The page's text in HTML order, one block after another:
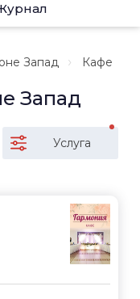
Запад Кафе
Запад
Услуга